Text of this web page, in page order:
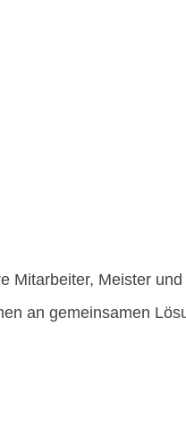
Mitarbeiter, Meister
an gemeinsamen